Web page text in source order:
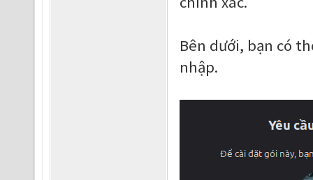
Bên dưới, bạn có
nhập.